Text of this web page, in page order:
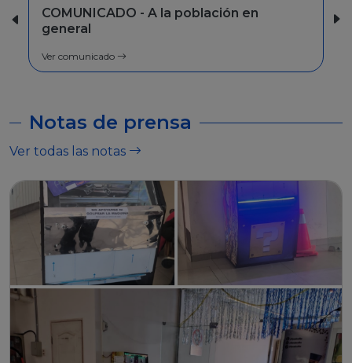
INFORMACION - Facilidades de pago
Ver comunicado
Notas de prensa
Ver todas las notas